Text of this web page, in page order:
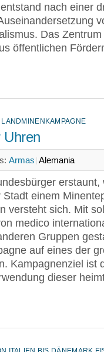
nach einer
Das
öffentlichen
Uhren
Armas Alemania
erstaunt,
einem
versteht sich. Mit
medico
Gruppen
auf eines der
Kampagnenziel ist
dieser